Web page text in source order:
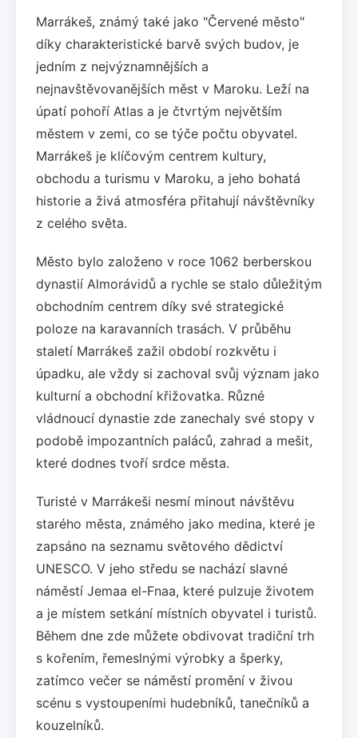
Marrákeš, známý také jako "Červené město"
díky charakteristické barvě svých budov, je
jedním z nejvýznamnějších a
nejnavštěvovanějších měst v Maroku. Leží na
úpatí pohoří Atlas a je čtvrtým největším
městem v zemi, co se týče počtu obyvatel.
Marrákeš je klíčovým centrem kultury,
obchodu a turismu v Maroku, a jeho bohatá
historie a živá atmosféra přitahují návštěvníky
z celého světa.
Město bylo založeno v roce 1062 berberskou
dynastií Almorávidů a rychle se stalo důležitým
obchodním centrem díky své strategické
poloze na karavanních trasách. V průběhu
staletí Marrákeš zažil období rozkvětu i
úpadku, ale vždy si zachoval svůj význam jako
kulturní a obchodní křižovatka. Různé
vládnoucí dynastie zde zanechaly své stopy v
podobě impozantních paláců, zahrad a mešit,
které dodnes tvoří srdce města.
Turisté v Marrákeši nesmí minout návštěvu
starého města, známého jako medina, které je
zapsáno na seznamu světového dědictví
UNESCO. V jeho středu se nachází slavné
náměstí Jemaa el-Fnaa, které pulzuje životem
a je místem setkání místních obyvatel i turistů.
Během dne zde můžete obdivovat tradiční trh
s kořením, řemeslnými výrobky a šperky,
zatímco večer se náměstí promění v živou
scénu s vystoupeními hudebníků, tanečníků a
kouzelníků.